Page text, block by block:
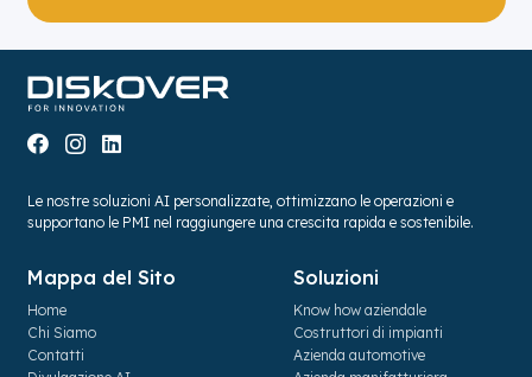
Le nostre soluzioni AI personalizzate, ottimizzano le operazioni e
supportano le PMI nel raggiungere una crescita rapida e sostenibile.
Mappa del Sito
Home
Chi Siamo
Contatti
Soluzioni
Know how aziendale
Costruttori di impianti
Azienda automotive